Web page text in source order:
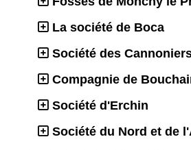
La société de Boca
Société des
Compagnie de
Société d'Erchin
Société du Nord et de